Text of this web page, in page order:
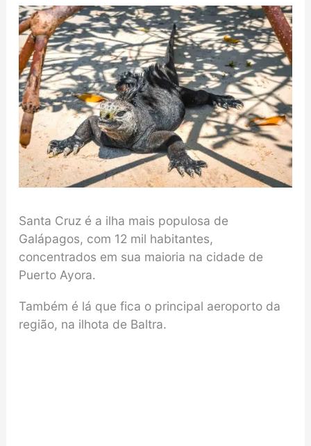
Santa Cruz é a ilha mais populosa de
Galápagos, com 12 mil habitantes,
concentrados em sua maioria na cidade de
Puerto Ayora.
Também é lá que fica o principal aeroporto da
região, na ilhota de Baltra.